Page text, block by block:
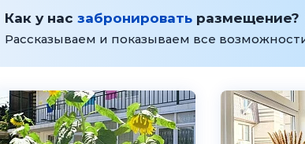
Как у нас забронироватьразмещение?
Рассказываем и показываем все